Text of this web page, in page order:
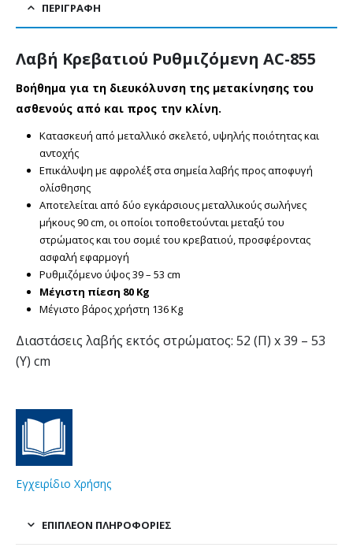
ΠΕΡΙΓΡΑΦΉ
Λαβή Κρεβατιού Ρυθμιζόμενη AC-855
Βοήθημα για τη διευκόλυνση της μετακίνησης του
ασθενούς από και προς την κλίνη.
Κατασκευή από μεταλλικό σκελετό, υψηλής ποιότητας και
αντοχής
Επικάλυψη με αφρολέξ στα σημεία λαβής προς αποφυγή
ολίσθησης
Αποτελείται από δύο εγκάρσιους μεταλλικούς σωλήνες
μήκους 90 cm, οι οποίοι τοποθετούνται μεταξύ του
στρώματος και του σομιέ του κρεβατιού, προσφέροντας
ασφαλή εφαρμογή
Ρυθμιζόμενο ύψος 39 – 53 cm
Μέγιστη πίεση 80 Kg
Μέγιστο βάρος χρήστη 136 Kg
Διαστάσεις λαβής εκτός στρώματος: 52 (Π) x 39 – 53
(Υ) cm
Εγχειρίδιο Χρήσης
ΕΠΙΠΛΈΟΝ ΠΛΗΡΟΦΟΡΊΕΣ